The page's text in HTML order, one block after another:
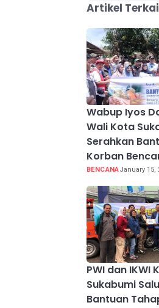
Artikel
Wabup Iyos
Wali Kota
Serahkan
Korban
BENCANAJanuary 15,
PWI dan IKWI
Sukabumi
Bantuan